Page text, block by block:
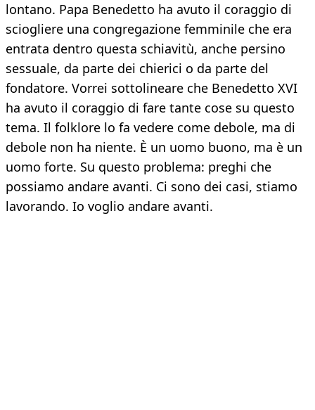
lontano. Papa Benedetto ha avuto il coraggio di
sciogliere una congregazione femminile che era
entrata dentro questa schiavitù, anche persino
sessuale, da parte dei chierici o da parte del
fondatore. Vorrei sottolineare che Benedetto XVI
ha avuto il coraggio di fare tante cose su questo
tema. Il folklore lo fa vedere come debole, ma di
debole non ha niente. È un uomo buono, ma è un
uomo forte. Su questo problema: preghi che
possiamo andare avanti. Ci sono dei casi, stiamo
lavorando. Io voglio andare avanti.